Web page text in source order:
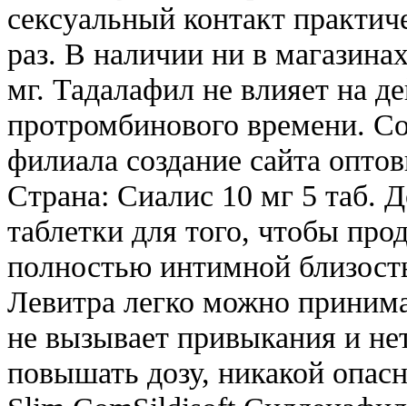
сексуальный контакт
раз. В наличии ни в
мг. Тадалафил не влияет на
протромбинового времени.
филиала создание сайта
Страна: Сиалис 10 мг 5 таб.
таблетки для того, чтобы
полностью интимной
Левитра легко можно
не вызывает привыкания и
повышать дозу, никакой